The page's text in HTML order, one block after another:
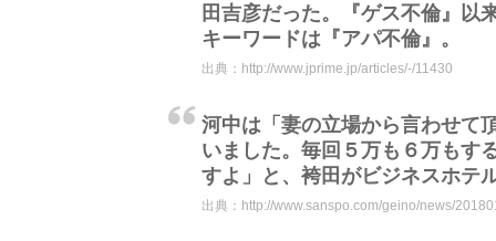
田吉彦だった。『ゲス不倫』以
キーワードは『アパ不倫』。
出典： http://www.jprime.jp/articles/-/11430
河中は「妻の立場から言わせて
いました。毎回５万も６万もす
すよ」と、袴田がビジネスホテ
出典： http://www.sanspo.com/geino/news/